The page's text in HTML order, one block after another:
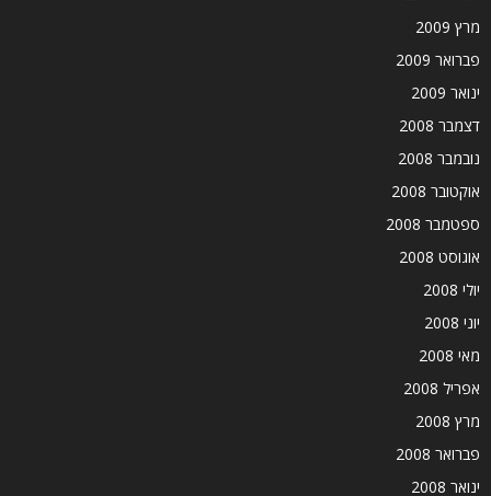
מרץ 2009
פברואר 2009
ינואר 2009
דצמבר 2008
נובמבר 2008
אוקטובר 2008
ספטמבר 2008
אוגוסט 2008
יולי 2008
יוני 2008
מאי 2008
אפריל 2008
מרץ 2008
פברואר 2008
ינואר 2008